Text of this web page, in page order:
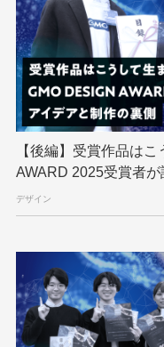
GMO AI＆ロボティクス
GMO DESIGN AWARD
GMO Developers Night
GMO GPUクラウド
GMO kitaQ
GMOアドマーケティング
GMOコネクト
GMOデジキッズ
GMOペイメントゲートウ
【後編】受賞作品は
AWARD 2025受賞者
デザイン